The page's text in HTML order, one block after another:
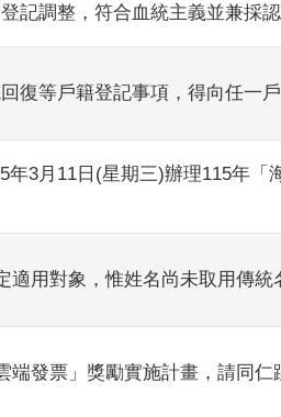
記調整，符合血統主義並兼採
復等戶籍登記事項，得向任一戶
年3月11日(星期三)辦理115年
用對象，惟姓名尚未取用傳
發票」獎勵實施計畫，請同仁